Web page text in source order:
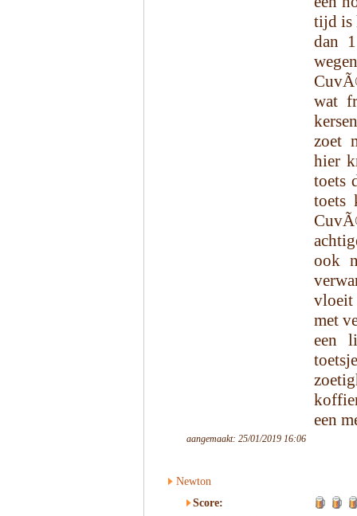
tijd is
dan
wat
zoet
hier
toets
toets
ook
vloeit
met
een
een
aangemaakt: 25/01/2019 16:06
Newton
Score: